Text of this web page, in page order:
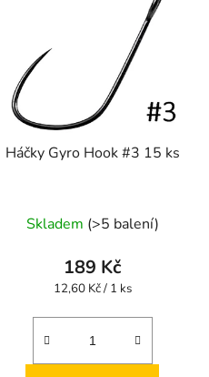
Háčky Gyro Hook #3 15 ks
Skladem (>5 balení)
189 Kč
Měrná
12,60 Kč / 1 ks